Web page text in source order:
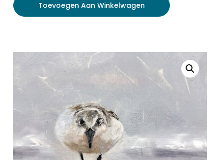
Toevoegen Aan Winkelwagen